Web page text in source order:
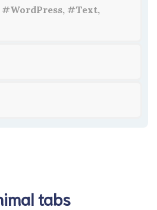
#WordPress, #Text,
tabs